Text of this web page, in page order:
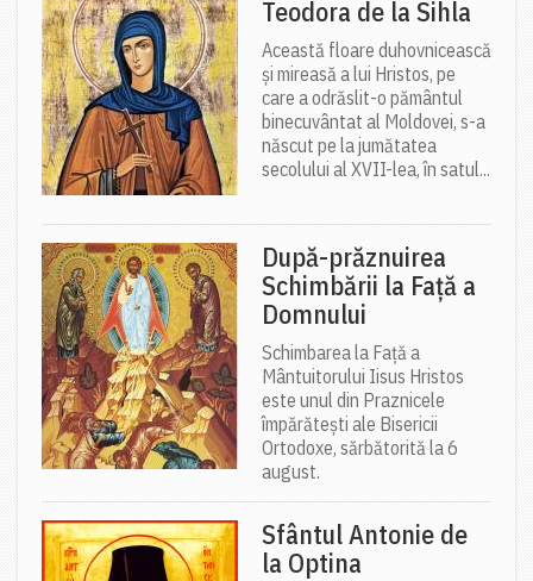
Teodora de la Sihla
Această floare duhovnicească
și mireasă a lui Hristos, pe
care a odrăslit-o pământul
binecuvântat al Moldovei, s-a
născut pe la jumătatea
secolului al XVII-lea, în satul...
După-prăznuirea
Schimbării la Față a
Domnului
Schimbarea la Față a
Mântuitorului Iisus Hristos
este unul din Praznicele
împărătești ale Bisericii
Ortodoxe, sărbătorită la 6
august.
Sfântul Antonie de
la Optina